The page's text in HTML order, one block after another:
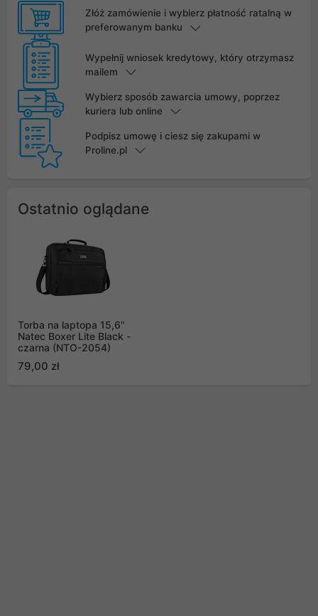
Złóż zamówienie i wybierz płatność ratalną w
preferowanym banku
Wypełnij wniosek kredytowy, który otrzymasz
mailem
Wybierz sposób zawarcia umowy, poprzez
kuriera lub online
Podpisz umowę i ciesz się zakupami w
Proline.pl
Ostatnio oglądane
Torba na laptopa 15,6"
Natec Boxer Lite Black -
czarna (NTO-2054)
79,00 zł